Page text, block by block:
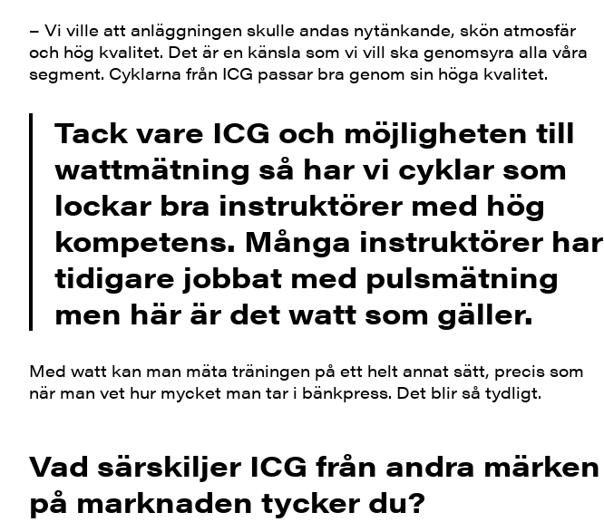
– Vi ville att anläggningen skulle andas nytänkande, skön atmosfär
och hög kvalitet. Det är en känsla som vi vill ska genomsyra alla våra
segment. Cyklarna från ICG passar bra genom sin höga kvalitet.
Tack vare ICG och möjligheten till
wattmätning så har vi cyklar som
lockar bra instruktörer med hög
kompetens. Många instruktörer har
tidigare jobbat med pulsmätning
men här är det watt som gäller.
Med watt kan man mäta träningen på ett helt annat sätt, precis som
när man vet hur mycket man tar i bänkpress. Det blir så tydligt.
Vad särskiljer ICG från andra märken
på marknaden tycker du?